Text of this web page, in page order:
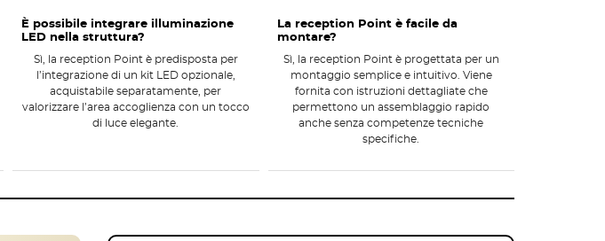
È possibile integrare illuminazione
LED nella struttura?
Sì, la reception Point è predisposta per
l’integrazione di un kit LED opzionale,
acquistabile separatamente, per
valorizzare l’area accoglienza con un tocco
di luce elegante.
La reception Point è facile da
montare?
Sì, la reception Point è progettata per un
montaggio semplice e intuitivo. Viene
fornita con istruzioni dettagliate che
permettono un assemblaggio rapido
anche senza competenze tecniche
specifiche.